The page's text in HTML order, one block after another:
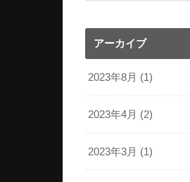
アーカイブ
2023年8月 (1)
2023年4月 (2)
2023年3月 (1)